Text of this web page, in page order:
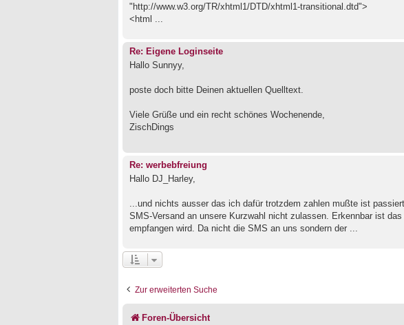
"http://www.w3.org/TR/xhtml1/DTD/xhtml1-transitional.dtd">
<html ...
Re: Eigene Loginseite
Hallo Sunnyy,
poste doch bitte Deinen aktuellen Quelltext.
Viele Grüße und ein recht schönes Wochenende,
ZischDings
Re: werbebfreiung
Hallo DJ_Harley,
...und nichts ausser das ich dafür trotzdem zahlen mußte ist
SMS-Versand an unsere Kurzwahl nicht zulassen. Erkennbar ist
empfangen wird. Da nicht die SMS an uns sondern der ...
Zur erweiterten Suche
Foren-Übersicht